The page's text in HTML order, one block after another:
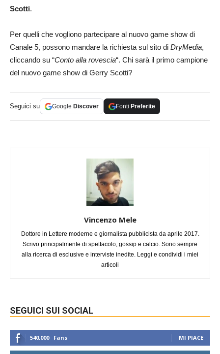
Scotti.
Per quelli che vogliono partecipare al nuovo game show di
Canale 5, possono mandare la richiesta sul sito di DryMedia,
cliccando su “Conto alla rovescia“. Chi sarà il primo campione
del nuovo game show di Gerry Scotti?
Seguici su Google Discover Fonti Preferite
Vincenzo Mele
Dottore in Lettere moderne e giornalista pubblicista da aprile 2017.
Scrivo principalmente di spettacolo, gossip e calcio. Sono sempre
alla ricerca di esclusive e interviste inedite. Leggi e condividi i miei
articoli
SEGUICI SUI SOCIAL
540,000 Fans MI PIACE